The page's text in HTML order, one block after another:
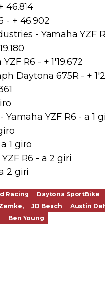
46.814
- + 46.902
- Yamaha YZF
R6 - + 1'19.672
Daytona 675R - +
YZF R6 - a 1
1 giro
R6 - a 2 giri
2 giri
Racing Daytona SportBike
JD Beach Austin
Ben Young